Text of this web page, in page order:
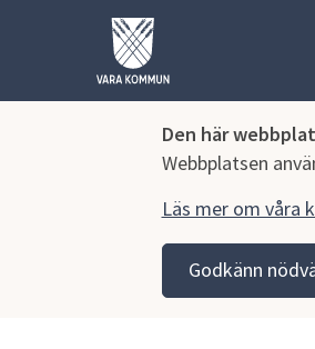
Den här
Webbplatsen
Läs mer om våra
Godkänn
Lagmansgymnasiet